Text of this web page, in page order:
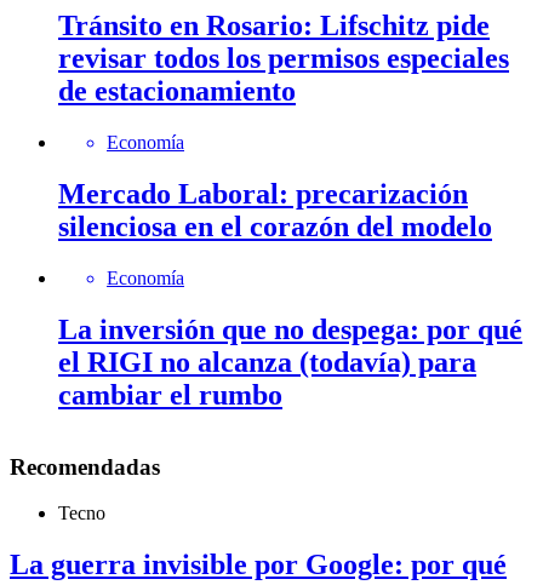
Tránsito en Rosario: Lifschitz pide
revisar todos los permisos especiales
de estacionamiento
Economía
Mercado Laboral: precarización
silenciosa en el corazón del modelo
Economía
La inversión que no despega: por qué
el RIGI no alcanza (todavía) para
cambiar el rumbo
Recomendadas
Tecno
La guerra invisible por Google: por qué